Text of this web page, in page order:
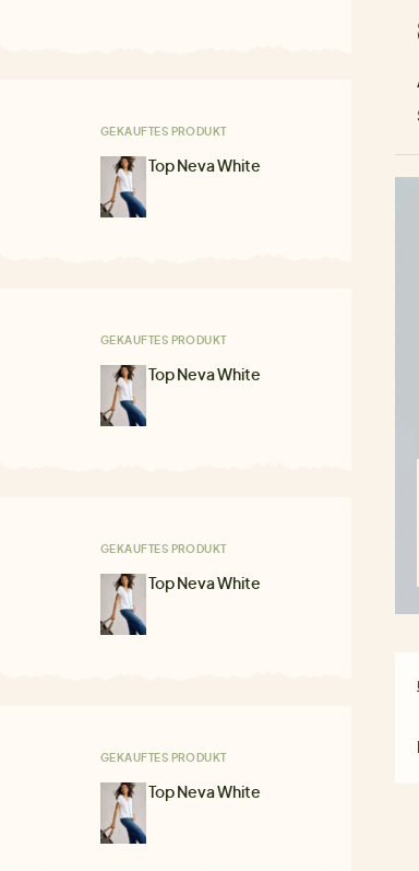
GEKAUFTES PRODUKT
Top Neva White
GEKAUFTES PRODUKT
Top Neva White
GEKAUFTES PRODUKT
Top Neva White
GEKAUFTES PRODUKT
Top Neva White